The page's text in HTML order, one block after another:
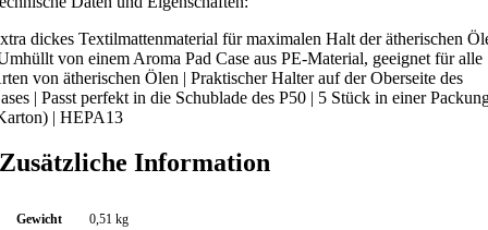
dickes Textilmattenmaterial für maximalen Halt der ätherischen
von einem Aroma Pad Case aus PE-Material, geeignet für alle
von ätherischen Ölen | Praktischer Halter auf der Oberseite des
| Passt perfekt in die Schublade des P50 | 5 Stück in einer
| HEPA13
Zusätzliche Information
Gewicht 0,51 kg